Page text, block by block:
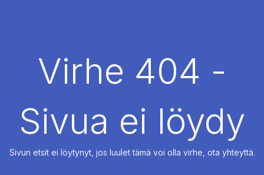
VUOKRAUSVirhe 404 -
Sivua ei löydy
Sivun etsit ei löytynyt, jos luulet tämä voi olla virhe, ota yhteyttä.